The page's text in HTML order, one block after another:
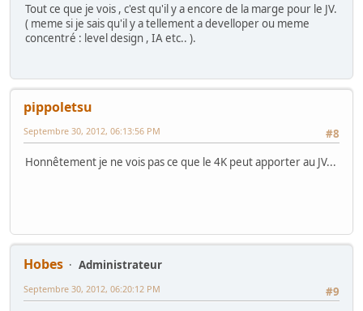
Tout ce que je vois , c'est qu'il y a encore de la marge pour le JV.
( meme si je sais qu'il y a tellement a develloper ou meme
concentré : level design , IA etc.. ).
pippoletsu
#8
Septembre 30, 2012, 06:13:56 PM
Honnêtement je ne vois pas ce que le 4K peut apporter au JV...
Hobes
Administrateur
#9
Septembre 30, 2012, 06:20:12 PM